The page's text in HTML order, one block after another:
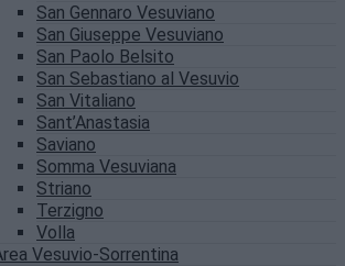
San Gennaro Vesuviano
San Giuseppe Vesuviano
San Paolo Belsito
San Sebastiano al Vesuvio
San Vitaliano
Sant’Anastasia
Saviano
Somma Vesuviana
Striano
Terzigno
Volla
Vesuvio-Sorrentina